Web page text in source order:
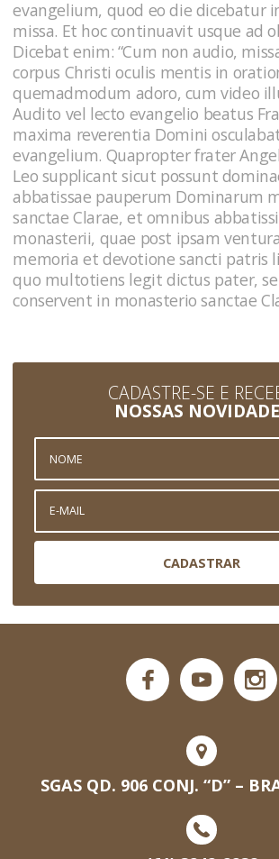
evangelium, quod eo die dicebatur
missa. Et hoc continuavit usque ad
Dicebat enim: “Cum non audio,
corpus Christi oculis mentis in
quemadmodum adoro, cum video
Audito vel lecto evangelio beatus
maxima reverentia Domini
evangelium. Quapropter frater
Leo supplicant sicut possunt
abbatissae pauperum Dominarum
sanctae Clarae, et omnibus
monasterii, quae post ipsam
memoria et devotione sancti patris
quo multotiens legit dictus pater,
conservent in monasterio sanctae
CADASTRE-SE E
NOSSAS
CADASTRAR
SGAS QD. 906 CONJ. “D” –